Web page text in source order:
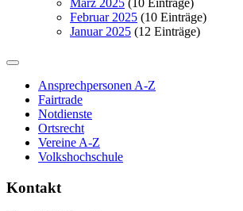
März 2025 (10 Einträge)
Februar 2025 (10 Einträge)
Januar 2025 (12 Einträge)
Ansprechpersonen A-Z
Fairtrade
Notdienste
Ortsrecht
Vereine A-Z
Volkshochschule
Kontakt